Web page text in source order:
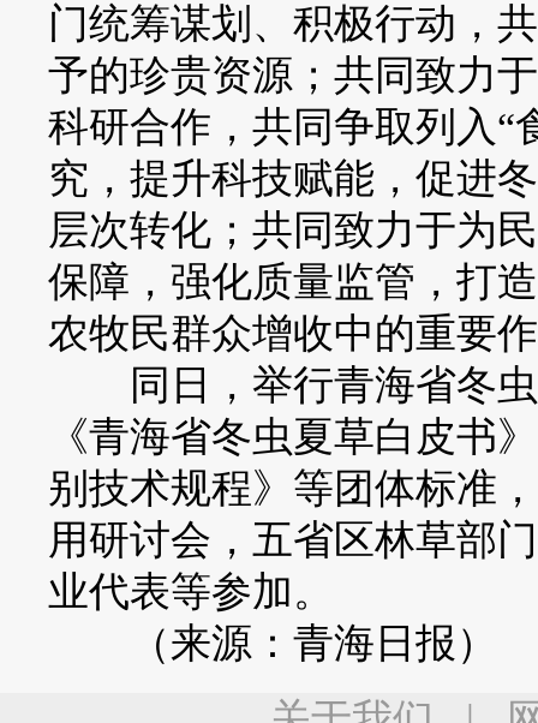
门统筹谋划、积极行动，
予的珍贵资源；共同致力
科研合作，共同争取列入“
究，提升科技赋能，促进
层次转化；共同致力于为
保障，强化质量监管，打
农牧民群众增收中的重要
同日，举行青海省冬虫
《青海省冬虫夏草白皮书
别技术规程》等团体标准
用研讨会，五省区林草部
业代表等参加。
（来源：青海日报）